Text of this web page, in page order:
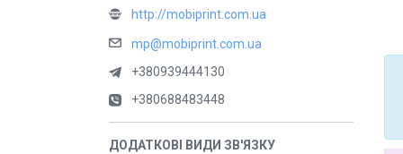
http://mobiprint.com.ua
mp@mobiprint.com.ua
+380939444130
+380688483448